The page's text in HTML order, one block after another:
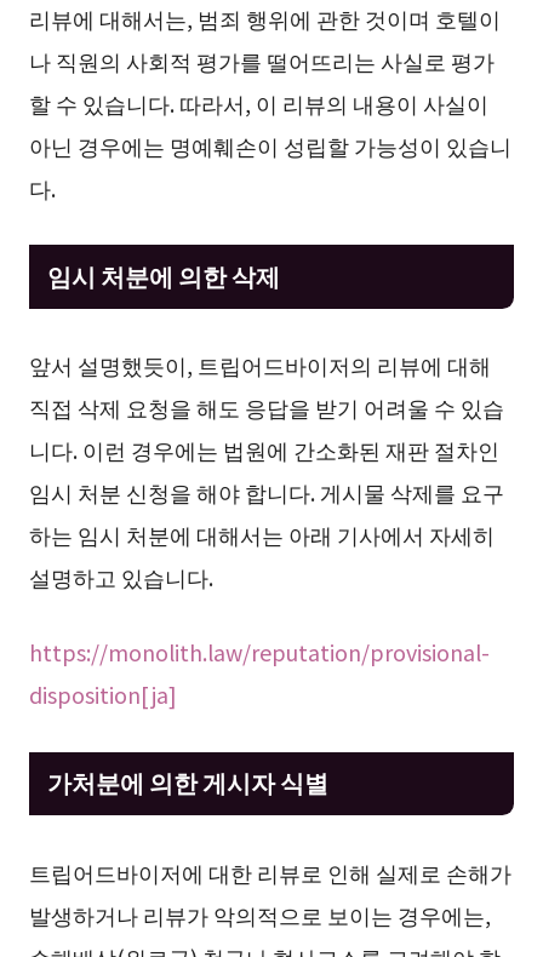
리뷰에 대해서는, 범죄 행위에 관한 것이며 호텔이
나 직원의 사회적 평가를 떨어뜨리는 사실로 평가
할 수 있습니다. 따라서, 이 리뷰의 내용이 사실이
아닌 경우에는 명예훼손이 성립할 가능성이 있습니
다.
임시 처분에 의한 삭제
앞서 설명했듯이, 트립어드바이저의 리뷰에 대해
직접 삭제 요청을 해도 응답을 받기 어려울 수 있습
니다. 이런 경우에는 법원에 간소화된 재판 절차인
임시 처분 신청을 해야 합니다. 게시물 삭제를 요구
하는 임시 처분에 대해서는 아래 기사에서 자세히
설명하고 있습니다.
https://monolith.law/reputation/provisional-
disposition[ja]
가처분에 의한 게시자 식별
트립어드바이저에 대한 리뷰로 인해 실제로 손해가
발생하거나 리뷰가 악의적으로 보이는 경우에는,